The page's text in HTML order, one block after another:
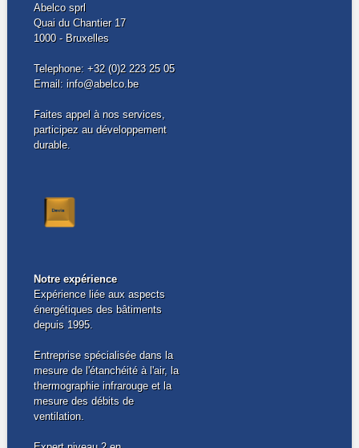
Abelco sprl
Quai du Chantier 17
1000 - Bruxelles
Telephone: +32 (0)2 223 25 05
Email: info@abelco.be
Faites appel à nos services,
participez au développement
durable.
Notre expérience
Expérience liée aux aspects
énergétiques des bâtiments
depuis 1995.
Entreprise spécialisée dans la
mesure de l'étanchéité à l'air, la
thermographie infrarouge et la
mesure des débits de
ventilation.